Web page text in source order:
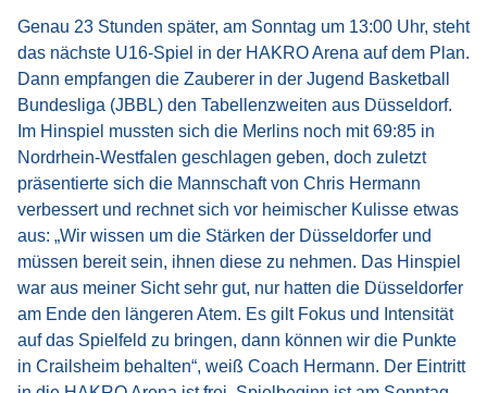
Genau 23 Stunden später, am Sonntag um 13:00 Uhr, steht
das nächste U16-Spiel in der HAKRO Arena auf dem Plan.
Dann empfangen die Zauberer in der Jugend Basketball
Bundesliga (JBBL) den Tabellenzweiten aus Düsseldorf.
Im Hinspiel mussten sich die Merlins noch mit 69:85 in
Nordrhein-Westfalen geschlagen geben, doch zuletzt
präsentierte sich die Mannschaft von Chris Hermann
verbessert und rechnet sich vor heimischer Kulisse etwas
aus: „Wir wissen um die Stärken der Düsseldorfer und
müssen bereit sein, ihnen diese zu nehmen. Das Hinspiel
war aus meiner Sicht sehr gut, nur hatten die Düsseldorfer
am Ende den längeren Atem. Es gilt Fokus und Intensität
auf das Spielfeld zu bringen, dann können wir die Punkte
in Crailsheim behalten“, weiß Coach Hermann. Der Eintritt